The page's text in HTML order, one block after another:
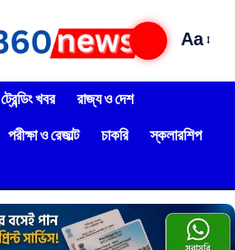
Aa
ট্রেন্ডিং খবর
রাজ্য ও দেশ
পরীক্ষা ও রেজাল্ট চাকরি
স্কলারশিপ